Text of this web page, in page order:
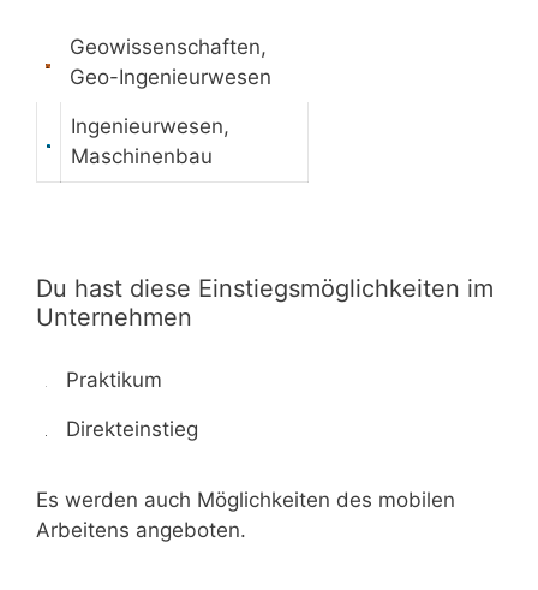
Geowissenschaften,
Geo-Ingenieurwesen
Ingenieurwesen,
Maschinenbau
Du hast diese Einstiegsmöglichkeiten im
Unternehmen
Praktikum
Direkteinstieg
Es werden auch Möglichkeiten des mobilen
Arbeitens angeboten.